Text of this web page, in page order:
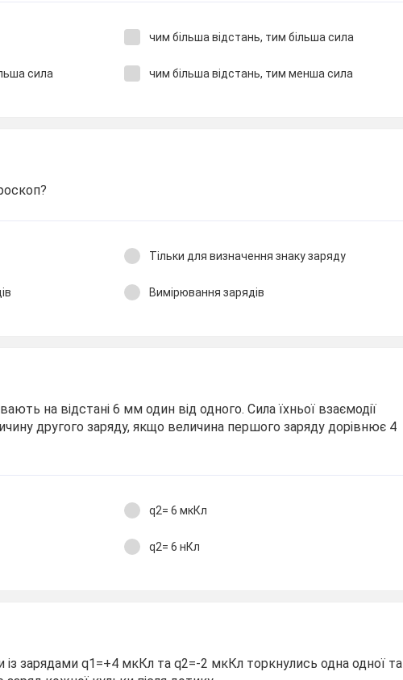
чим більша відстань, тим більша сила
сила чим більша відстань, тим менша сила
Тільки для визначення знаку заряду
Вимірювання зарядів
на відстані 6 мм один від одного. Сила їхньої взаємодії
другого заряду, якщо величина першого заряду дорівнює 4
q2= 6 мкКл
q2= 6 нКл
із зарядами q1=+4 мкКл та q2=-2 мкКл торкнулись одна одної та